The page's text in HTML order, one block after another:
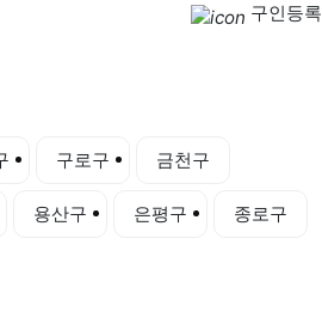
구인등록
구로구 금천구
용산구 은평구 종로구